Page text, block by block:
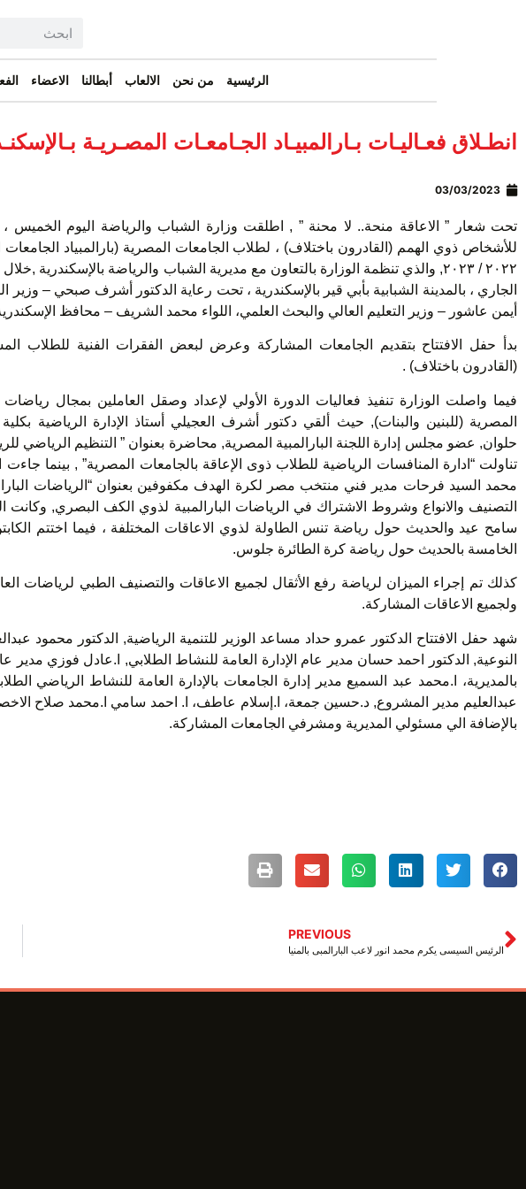
الرئيسية من نحن الالعاب أبطالنا الاعضاء
انطـلاق فعـاليـات بـارالمبيـاد الجـامعـات المصـريـة
03/03/2023
تحت شعار ” الاعاقة منحة.. لا محنة ” , اطلقت وزارة الشباب والرياضة اليوم الخميس ،
للأشخاص ذوي الهمم (القادرون باختلاف) ، لطلاب الجامعات المصرية (بارالمبياد الجامعات
الجاري ، بالمدينة الشبابية بأبي قير بالإسكندرية ، تحت رعاية الدكتور أشرف صبحي – وزير
أيمن عاشور – وزير التعليم العالي والبحث العلمي، اللواء محمد الشريف – محافظ
بدأ حفل الافتتاح بتقديم الجامعات المشاركة وعرض لبعض الفقرات الفنية للطلاب
(القادرون باختلاف) .
فيما واصلت الوزارة تنفيذ فعاليات الدورة الأولي لإعداد وصقل العاملين بمجال
المصرية (للبنين والبنات), حيث ألقي دكتور أشرف العجيلي أستاذ الإدارة الرياضية بكلية
حلوان, عضو مجلس إدارة اللجنة البارالمبية المصرية, محاضرة بعنوان ” التنظيم الرياضي
تناولت “ادارة المنافسات الرياضية للطلاب ذوى الإعاقة بالجامعات المصرية” , بينما جاءت
محمد السيد فرحات مدير فني منتخب مصر لكرة الهدف مكفوفين بعنوان “الرياضات
التصنيف والانواع وشروط الاشتراك في الرياضات البارالمبية لذوي الكف البصري, وكانت
سامح عيد والحديث حول رياضة تنس الطاولة لذوي الاعاقات المختلفة ، فيما اختتم
الخامسة بالحديث حول رياضة كرة الطائرة جلوس.
كذلك تم إجراء الميزان لرياضة رفع الأثقال لجميع الاعاقات والتصنيف الطبي لرياضات
ولجميع الاعاقات المشاركة.
شهد حفل الافتتاح الدكتور عمرو حداد مساعد الوزير للتنمية الرياضية, الدكتور محمود
النوعية, الدكتور احمد حسان مدير عام الإدارة العامة للنشاط الطلابي, ا.عادل فوزي مدير
بالمديرية، ا.محمد عبد السميع مدير إدارة الجامعات بالإدارة العامة للنشاط الرياضي
عبدالعليم مدير المشروع, د.حسين جمعة، ا.إسلام عاطف، ا. احمد سامي ا.محمد صلاح
بالإضافة الي مسئولي المديرية ومشرفي الجامعات المشاركة.
PREVIOUS
الرئيس السيسى يكرم محمد انور لاعب البارالمبى بالمنيا